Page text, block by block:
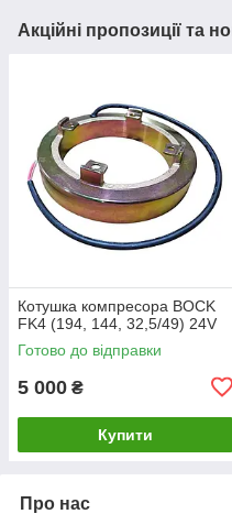
Акційні пропозиції та
Котушка компресора BOCK
FK4 (194, 144, 32,5/49) 24V
Готово до відправки
5 000 ₴
Купити
Про нас